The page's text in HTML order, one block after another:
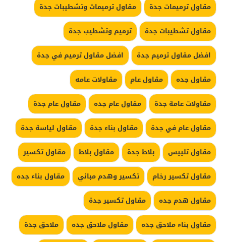
مقاول ترميمات جدة
مقاول ترميمات وتشطيبات جدة
مقاول تشطيبات جدة
ترميم وتشطيب جدة
افضل مقاول ترميم جدة
افضل مقاول ترميم في جدة
مقاول جده
مقاول عام
مقاولات عامه
مقاولات عامة جدة
مقاول عام جده
مقاول عام جدة
مقاول عام في جدة
مقاول بناء جدة
مقاول لياسة جدة
مقاول تلييس
بلاط جدة مقاول بلاط
مقاول تكسير
مقاول تكسير رخام
تكسير وهدم مباني
مقاول بناء جده
مقاول هدم جده
مقاول تكسير جدة
مقاول بناء ملاحق جده
مقاول ملاحق جده
ملاحق جدة